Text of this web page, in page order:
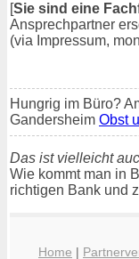
[Sie sind eine
Ansprechpartner
(via Impressum,
Hungrig im Büro?
Gandersheim Obst
Das ist vielleicht
Wie kommt man in
richtigen Bank und
Home |